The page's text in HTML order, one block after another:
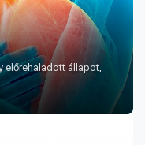
előrehaladott állapot,